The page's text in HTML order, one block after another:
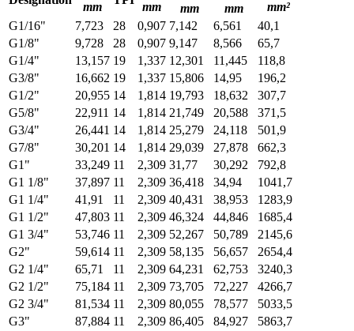
mm
mm
mm mm
mm²
G1/16"
7,723 28 0,907 7,142 6,561
40,1
G1/8"
9,728 28 0,907 9,147 8,566
65,7
G1/4"
13,157 19 1,337 12,301 11,445
118,8
G3/8"
16,662 19 1,337 15,806 14,95
196,2
G1/2"
20,955 14 1,814 19,793 18,632
307,7
G5/8"
22,911 14 1,814 21,749 20,588
371,5
G3/4"
26,441 14 1,814 25,279 24,118
501,9
G7/8"
30,201 14 1,814 29,039 27,878
662,3
G1"
33,249 11 2,309 31,77 30,292
792,8
G1 1/8"
37,897 11 2,309 36,418 34,94
1041,7
G1 1/4"
41,91 11 2,309 40,431 38,953
1283,9
G1 1/2"
47,803 11 2,309 46,324 44,846
1685,4
G1 3/4"
53,746 11 2,309 52,267 50,789
2145,6
G2"
59,614 11 2,309 58,135 56,657
2654,4
G2 1/4"
65,71 11 2,309 64,231 62,753
3240,3
G2 1/2"
75,184 11 2,309 73,705 72,227
4266,7
G2 3/4"
81,534 11 2,309 80,055 78,577
5033,5
G3"
87,884 11 2,309 86,405 84,927 5863,7